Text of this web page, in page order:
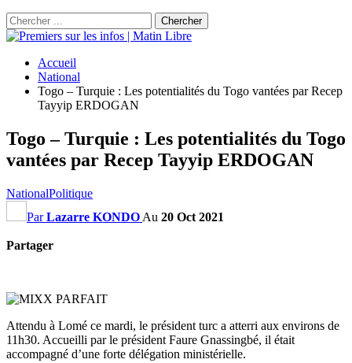
Accueil
National
Togo – Turquie : Les potentialités du Togo vantées par Recep
Tayyip ERDOGAN
Togo – Turquie : Les potentialités du Togo
vantées par Recep Tayyip ERDOGAN
NationalPolitique
ParLazarre KONDO Au 20 Oct 2021
Partager
Attendu à Lomé ce mardi, le président turc a atterri aux environs de
11h30. Accueilli par le président Faure Gnassingbé, il était
accompagné d’une forte délégation ministérielle.